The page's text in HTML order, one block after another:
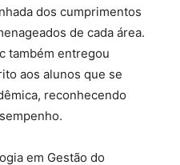
dos cumprimentos
de cada área.
também entregou
aos alunos que se
reconhecendo
em Gestão do